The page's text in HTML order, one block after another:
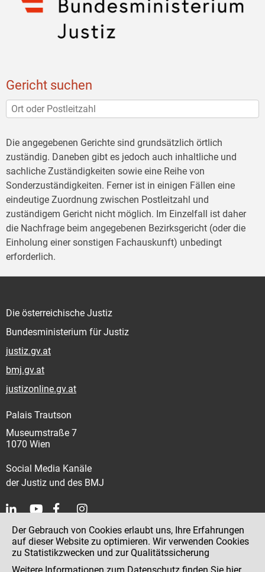
Gericht suchen
Die angegebenen Gerichte sind grundsätzlich örtlich
zuständig. Daneben gibt es jedoch auch inhaltliche und
sachliche Zuständigkeiten sowie eine Reihe von
Sonderzuständigkeiten. Ferner ist in einigen Fällen eine
eindeutige Zuordnung zwischen Postleitzahl und
zuständigem Gericht nicht möglich. Im Einzelfall ist daher
die Nachfrage beim angegebenen Bezirksgericht (oder die
Einholung einer sonstigen Fachauskunft) unbedingt
erforderlich.
Die österreichische Justiz
Bundesministerium für Justiz
justiz.gv.at
bmj.gv.at
justizonline.gv.at
Palais Trautson
Museumstraße 7
1070 Wien
Social Media Kanäle
der Justiz und des BMJ
Kontakt
Impressum
Der Gebrauch von Cookies erlaubt uns, Ihre Erfahrungen
auf dieser Website zu optimieren. Wir verwenden Cookies
zu Statistikzwecken und zur Qualitätssicherung